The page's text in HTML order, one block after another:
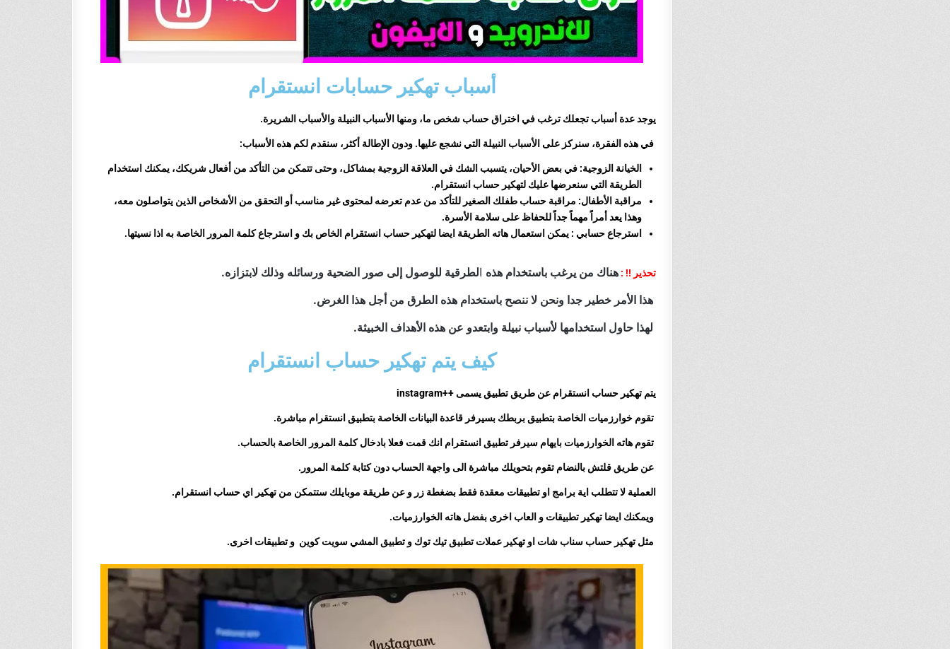
أسباب تهكير حسابات انستقرام
يوجد عدة أسباب تجعلك ترغب في اختراق حساب شخص ما، ومنها الأسباب النبيلة والأسباب الشريرة.
في هذه الفقرة، سنركز على الأسباب النبيلة التي نشجع عليها. ودون الإطالة أكثر، سنقدم لكم هذه الأسباب:
الخيانة الزوجية: في بعض الأحيان، يتسبب الشك في العلاقة الزوجية بمشاكل، وحتى تتمكن من التأكد من أفعال شريكك، يمكنك استخدام
الطريقة التي سنعرضها عليك لتهكير حسابانستقرام.
مراقبة الأطفال: مراقبة حساب طفلك الصغير للتأكد من عدم تعرضه لمحتوى غير مناسب أو التحقق من الأشخاص الذين يتواصلون معه،
وهذا يعد أمراً مهماً جداً للحفاظ على سلامة الأسرة.
استرجاع حسابي : يمكن استعمال هاته الطريقة ايضا لتهكير حساب انستقرام الخاص بك و استرجاع كلمة المرور الخاصة به اذا نسيتها.
تحذير !! :هناك من يرغب باستخدام هذه الطرقية للوصول إلى صور الضحية ورسائله وذلك لابتزازه.
هذا الأمر خطير جدا ونحن لا ننصح باستخدام هذه الطرق من أجل هذا الغرض.
لهذا حاول استخدامها لأسباب نبيلة وابتعدو عن هذه الأهداف الخبيثة.
كيف يتم تهكير حساب انستقرام
يتم تهكير حساب انستقرام عن طريق تطبيق يسمى ++instagram
تقوم خوارزميات الخاصة بتطبيق بربطك بسيرفر قاعدة البيانات الخاصة بتطبيق انستقرام مباشرة.
تقوم هاته الخوارزميات بايهام سيرفر تطبيق انستقرام انك قمت فعلا بادخال كلمة المرور الخاصة بالحساب.
عن طريق قلتش بالنضام تقوم بتحويلك مباشرة الى واجهة الحساب دون كتابة كلمة المرور.
العملية لا تتطلب اية برامج او تطبيقات معقدة فقط بضغطة زر و عن طريقة موبايلك ستتمكن من تهكير ايحسابانستقرام.
ويمكنك ايضا تهكير تطبيقات و العاب اخرى بفضل هاته الخوارزميات.
مثل تهكير حساب سناب شات او تهكير عملات تطبيق تيك توك و تطبيق المشي سويت كوين و تطبيقات اخرى.